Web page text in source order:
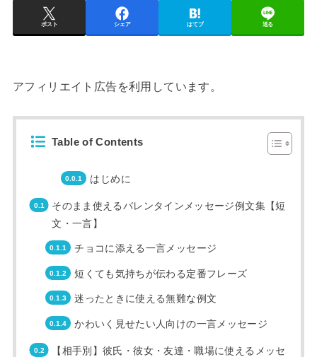
ポスト シェア はてブ 送る
アフィリエイト広告を利用しています。
Table of Contents
はじめに
そのまま使えるバレンタインメッセージ例文集【短
文・一言】
チョコに添える一言メッセージ
短くても気持ちが伝わる定番フレーズ
迷ったときに使える無難な例文
かわいく見せたい人向けの一言メッセージ
【相手別】彼氏・彼女・友達・職場に使えるメッセ